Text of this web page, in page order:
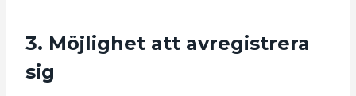
3. Möjlighet att avregistrera
sig